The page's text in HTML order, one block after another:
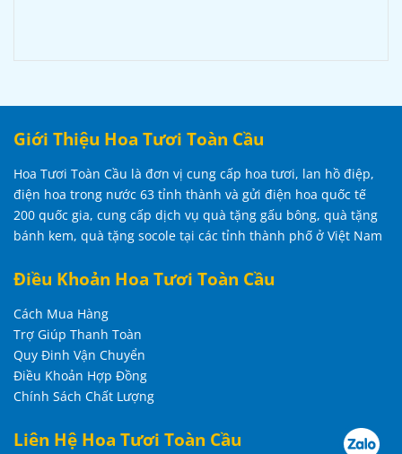
Giới Thiệu Hoa Tươi Toàn Cầu
Hoa Tươi Toàn Cầu là đơn vị cung cấp hoa tươi, lan hồ điệp,
điện hoa trong nước 63 tỉnh thành và gửi điện hoa quốc tế
200 quốc gia, cung cấp dịch vụ quà tặng gấu bông, quà tặng
bánh kem, quà tặng socole tại các tỉnh thành phố ở Việt Nam
Điều Khoản Hoa Tươi Toàn Cầu
Cách Mua Hàng
Trợ Giúp Thanh Toàn
Quy Đinh Vận Chuyển
Điều Khoản Hợp Đồng
Chính Sách Chất Lượng
Liên Hệ Hoa Tươi Toàn Cầu